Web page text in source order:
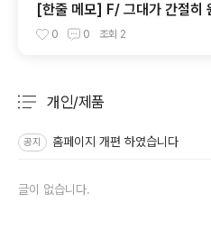
[한줄 메모] F/ 그대가 간절
뒤)0 0 조회 2
개인/제품
공지 홈페이지 개편 하였습니다
글이 없습니다.